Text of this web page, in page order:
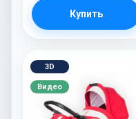
Купить
3D
Видео